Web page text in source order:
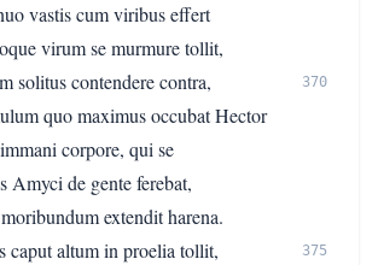
vastis cum viribus effert
virum se murmure tollit,
solitus contendere contra,
370
quo maximus occubat Hector
corpore, qui se
Amyci de gente ferebat,
extendit harena.
caput altum in proelia tollit,
375